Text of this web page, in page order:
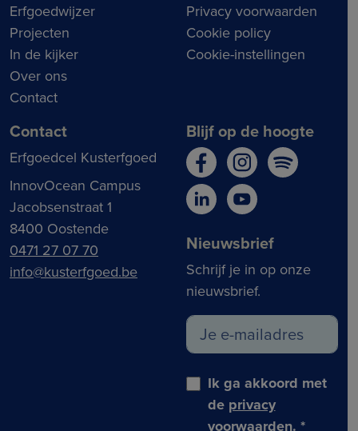
Erfgoedwijzer
Projecten
In de kijker
Over ons
Contact
Privacy voorwaarden
Cookie policy
Cookie-instellingen
Contact
Erfgoedcel Kusterfgoed
InnovOcean Campus
Jacobsenstraat 1
8400 Oostende
0471 27 07 70
info@kusterfgoed.be
Blijf op de hoogte
Nieuwsbrief
Schrijf je in op onze
nieuwsbrief.
Ik ga akkoord met
de privacy
voorwaarden. *